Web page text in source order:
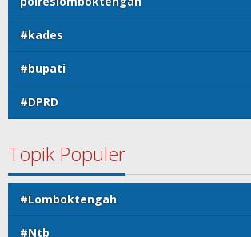
#kades
#bupati
#DPRD
Topik Populer
#Lomboktengah
#Ntb